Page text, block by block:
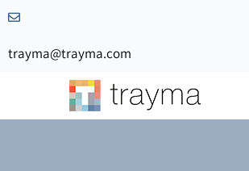
trayma@trayma.com